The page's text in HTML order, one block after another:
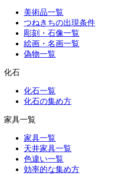
美術品一覧
つねきちの出現条件
彫刻・石像一覧
絵画・名画一覧
偽物一覧
化石
化石一覧
化石の集め方
家具一覧
家具一覧
天井家具一覧
色違い一覧
効率的な集め方